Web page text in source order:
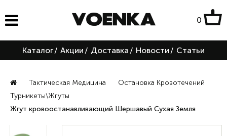
0
Каталог/ Акции / Доставка / Новости / Статьи
Тактическая Медицина
Остановка Кровотечений
Турникеты\Жгуты
Жгут кровоостанавливающий Шершавый Сухая Земля